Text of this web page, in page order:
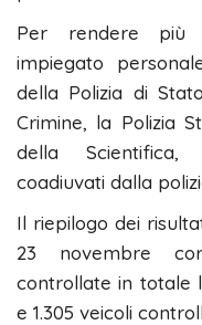
Per rendere più
impiegato
della Polizia di
Crimine, la Polizia
della Scientifica,
coadiuvati dalla
Il riepilogo dei
23 novembre
controllate in totale
e 1.305 veicoli